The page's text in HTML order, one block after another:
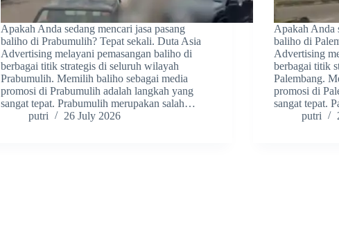
Apakah Anda sedang mencari jasa pasang
baliho di Prabumulih? Tepat sekali. Duta Asia
Advertising melayani pemasangan baliho di
berbagai titik strategis di seluruh wilayah
Prabumulih. Memilih baliho sebagai media
promosi di Prabumulih adalah langkah yang
sangat tepat. Prabumulih merupakan salah…
putri
26 July 2026
Apakah Anda
baliho di
Advertising
berbagai titik
Palembang.
promosi di
sangat tepat.
putri